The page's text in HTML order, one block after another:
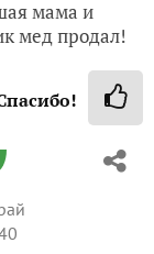
мама и
мед продал!